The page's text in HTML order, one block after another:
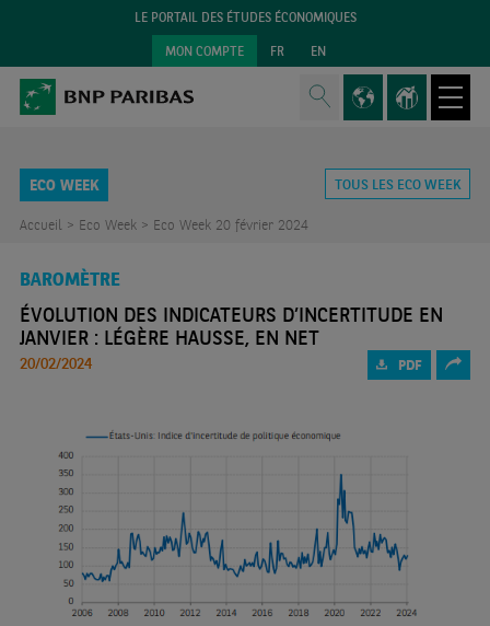
LE PORTAIL DES ÉTUDES ÉCONOMIQUES
MON COMPTE FR EN
ECO WEEK TOUS LES ECO WEEK
Accueil > Eco Week > Eco Week 20 février 2024
BAROMÈTRE
ÉVOLUTION DES INDICATEURS D’INCERTITUDE EN
JANVIER : LÉGÈRE HAUSSE, EN NET
20/02/2024 PDF